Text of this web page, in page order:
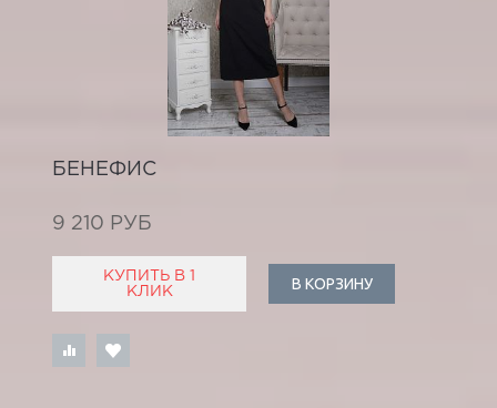
БЕНЕФИС
9 210 РУБ
КУПИТЬ В 1
КЛИК
В КОРЗИНУ